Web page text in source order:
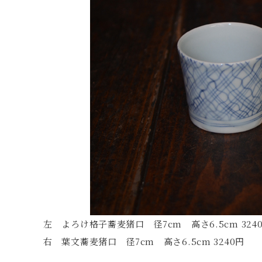
左 よろけ格子蕎麦猪口 径7cm 高さ6.5cm
右 葉文蕎麦猪口 径7cm 高さ6.5cm 3240円